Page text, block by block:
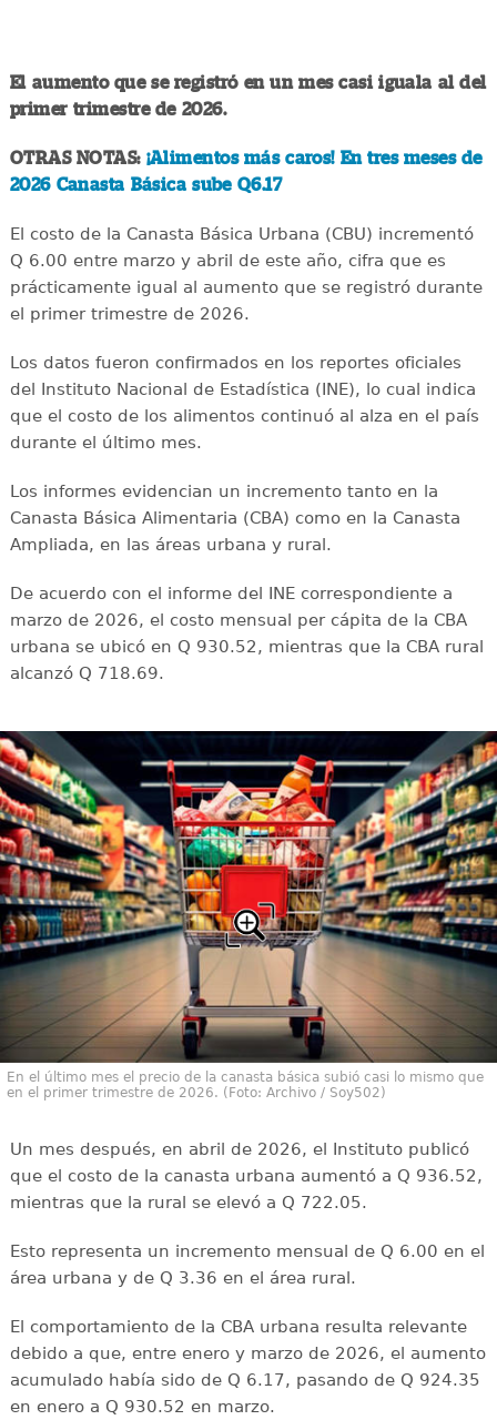
El aumento que se registró en un mes casi iguala al del
primer trimestre de 2026.
OTRAS NOTAS:¡Alimentos más caros! En tres meses de
2026 Canasta Básica sube Q6.17
El costo de la Canasta Básica Urbana (CBU) incrementó
Q 6.00 entre marzo y abril de este año, cifra que es
prácticamente igual al aumento que se registró durante
el primer trimestre de 2026.
Los datos fueron confirmados en los reportes oficiales
del Instituto Nacional de Estadística (INE), lo cual indica
que el costo de los alimentos continuó al alza en el país
durante el último mes.
Los informes evidencian un incremento tanto en la
Canasta Básica Alimentaria (CBA) como en la Canasta
Ampliada, en las áreas urbana y rural.
De acuerdo con el informe del INE correspondiente a
marzo de 2026, el costo mensual per cápita de la CBA
urbana se ubicó en Q 930.52, mientras que la CBA rural
alcanzó Q 718.69.
En el último mes el precio de la canasta básica subió casi lo mismo que
en el primer trimestre de 2026. (Foto: Archivo / Soy502)
Un mes después, en abril de 2026, el Instituto publicó
que el costo de la canasta urbana aumentó a Q 936.52,
mientras que la rural se elevó a Q 722.05.
Esto representa un incremento mensual de Q 6.00 en el
área urbana y de Q 3.36 en el área rural.
El comportamiento de la CBA urbana resulta relevante
debido a que, entre enero y marzo de 2026, el aumento
acumulado había sido de Q 6.17, pasando de Q 924.35
en enero a Q 930.52 en marzo.